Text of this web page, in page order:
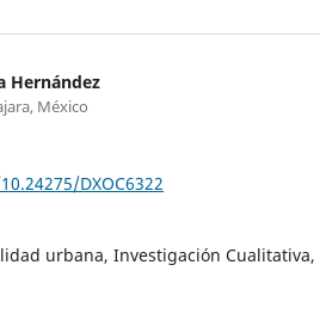
Hernández
México
DXOC6322
urbana, Investigación Cualitativa,